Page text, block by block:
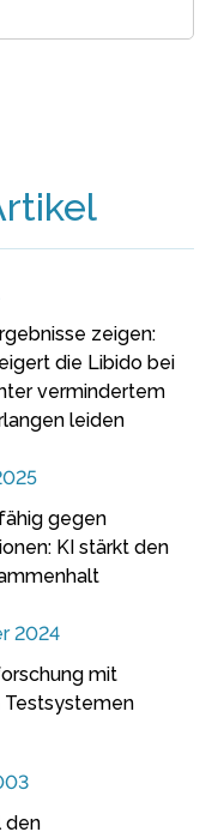
zeigen:
die Libido bei
vermindertem
leiden
gegen
KI stärkt den
2024
mit
den